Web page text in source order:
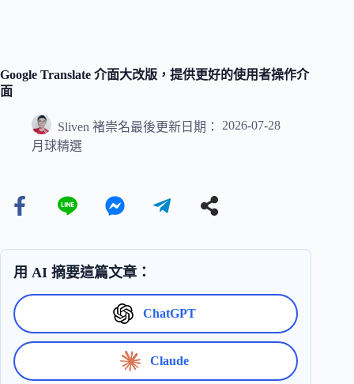
Google Translate 介面大改版，提供更好的使用者操作介
面
Sliven 褚崇名最後更新日期：
2026-07-28
月球精選
用 AI 摘要這篇文章：
ChatGPT
Claude